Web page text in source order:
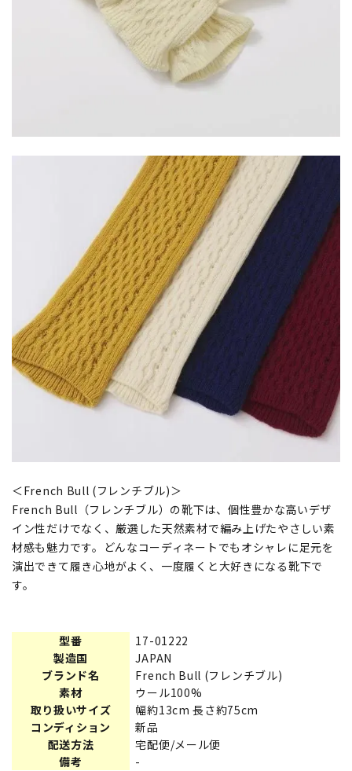
＜French Bull (フレンチブル)＞
French Bull（フレンチブル）の靴下は、個性豊かな高いデザ
イン性だけでなく、厳選した天然素材で編み上げたやさしい素
材感も魅力です。どんなコーディネートでもオシャレに足元を
演出できて履き心地がよく、一度履くと大好きになる靴下で
す。
型番
17-01222
製造国
JAPAN
ブランド名
French Bull (フレンチブル)
素材
ウール100%
取り扱いサイズ
幅約13cm 長さ約75cm
コンディション
新品
配送方法
宅配便/メール便
備考
-